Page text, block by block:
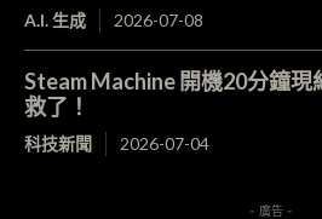
A.I. 生成 2026-07-08
Steam Machine 開機20分鐘
救了！
科技新聞 2026-07-04
- 廣告 -